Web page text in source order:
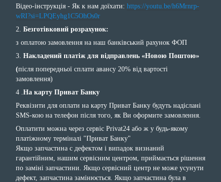
Відео-інструкція - Як к нам доїхати: https://youtu.be/h6Mrnrp-
wRI?si=LPQEyhg1C5OhOs0r
2. Безготівковий розрахунок:
з оплатою замовлення на наш банківський рахунок ФОП
3. Накладений платіж для відправлень «Новою Поштою»
(після попередньої сплати авансу 20% від вартості
замовлення)
4 . На карту Приват Банку
Реквізити для оплати на карту Приват Банку будуть надіслані
SMS-кою на телефон після того, як Ви оформите замовлення.
Оплатити можна через сервіс Privat24 або ж у будь-якому
платіжному терміналі "Приват Банку"
Якщо запчастина с дефектом і випадок визнаний
гарантійним, нашим сервісним центром, приймається рішення
по заміні запчастини. Якщо сервісний центр не може усунути
дефект, запчастина замінюється. Якщо запчастина була в